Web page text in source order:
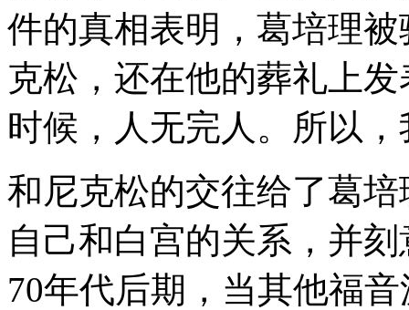
件的真相表明，葛培理
克松，还在他的葬礼上
时候，人无完人。所以
和尼克松的交往给了葛
自己和白宫的关系，并
70年代后期，当其他福